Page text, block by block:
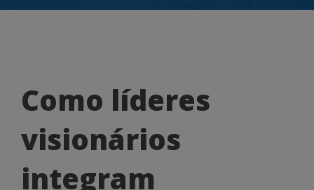
Como
líderes
visionários
integram
Como líderes
visionários
integram